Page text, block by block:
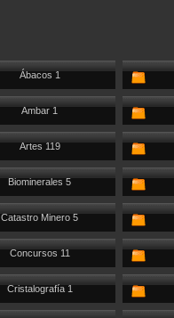
Ábacos 1
Ambar 1
Artes 119
Biominerales 5
Catastro Minero 5
Concursos 11
Cristalografía 1